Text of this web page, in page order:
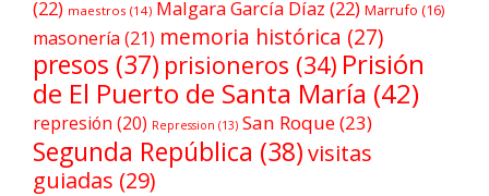
(22) maestros (14) Malgara García Díaz (22) Marrufo (16)
masonería (21) memoria histórica (27)
presos (37) prisioneros (34) Prisión
de El Puerto de Santa María (42)
represión (20) Repression (13) San Roque(23)
Segunda República (38)visitas
guiadas (29)